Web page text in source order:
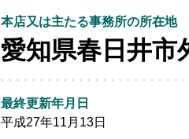
本店又は主たる事務所の所在地
愛知県春日井市
最終更新年月日
平成27年11月13日